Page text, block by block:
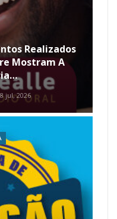
Realizados
Mostram A
jul, 2026